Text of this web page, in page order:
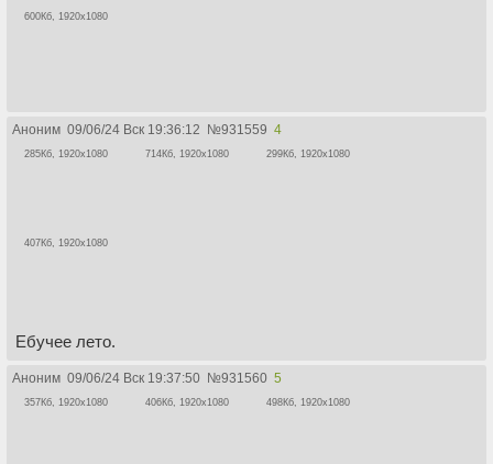
600Кб, 1920x1080
Аноним 09/06/24 Вск 19:36:12 №931559 4
285Кб, 1920x1080 714Кб, 1920x1080 299Кб, 1920x1080
407Кб, 1920x1080
Ебучее лето.
Аноним 09/06/24 Вск 19:37:50 №931560 5
357Кб, 1920x1080 406Кб, 1920x1080 498Кб, 1920x1080